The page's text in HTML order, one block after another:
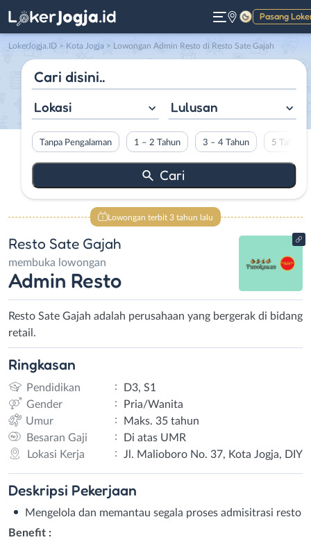
Pasang
Gelap
LokerJogja.ID > Kota Jogja > Lowongan Admin Resto di Resto Sate Gajah
Lokasi Lulusan
Tanpa Pengalaman 1 – 2 Tahun 3 – 4 Tahun 5 Tahun
Lowongan terbit 3 tahun lalu
Resto Sate Gajah
membuka lowongan
Admin Resto
Resto Sate Gajah adalah perusahaan yang bergerak di bidang
retail.
Ringkasan
Pendidikan :
D3, S1
Gender
:
Pria/Wanita
Umur
:
Maks. 35 tahun
Besaran Gaji
:
Di atas UMR
Lokasi Kerja
: Jl. Malioboro No. 37, Kota Jogja, DIY
Deskripsi Pekerjaan
Mengelola dan memantau segala proses admisitrasi resto
Benefit :